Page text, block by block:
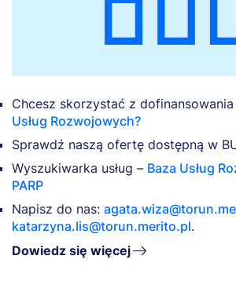
Chcesz skorzystać z
Usług Rozwojowych?
Sprawdź naszą ofertę dostępną w
Wyszukiwarka usług – Baza Usług
PARP
Napisz do nas:
katarzyna.lis@torun.merito.pl.
Dowiedz się więcej